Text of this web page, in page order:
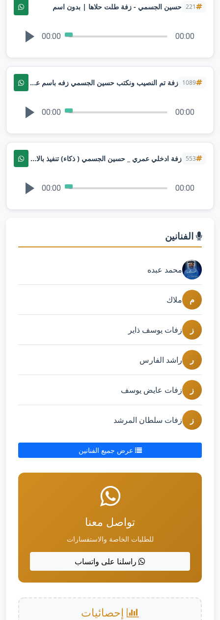
221 حسين الجسمي - زفة طلت حلاها | بدون اسم
00:00 00:00
1089 زفة تم النصيب ونكتب حسين الجسمي زفه باسم عبير و عمران | تنفيذ بالاسماء
00:00 00:00
553 زفة ادخلي عمري _ حسين الجسمي ( ذكاء) تنفيذ بالاسماء
00:00 00:00
الفنانين
محمد عبده
م ملاك
ز زفات يوسف ذاير
ر راشد الفارس
ز زفات عايض يوسف
ز زفات سلطان المرشد
عرض جميع الفنانين
تواصل معنا
للطلبات الخاصة والاستفسارات
راسلنا على واتساب
إحصائيات